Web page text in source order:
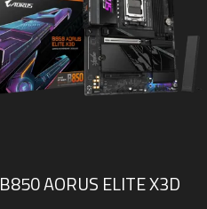
B850 AORUS ELITE X3D